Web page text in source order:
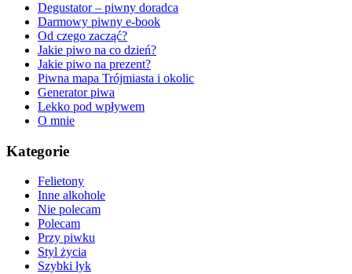
Degustator – piwny doradca
Darmowy piwny e-book
Od czego zacząć?
Jakie piwo na co dzień?
Jakie piwo na prezent?
Piwna mapa Trójmiasta i okolic
Generator piwa
Lekko pod wpływem
O mnie
Kategorie
Felietony
Inne alkohole
Nie polecam
Polecam
Przy piwku
Styl życia
Szybki łyk